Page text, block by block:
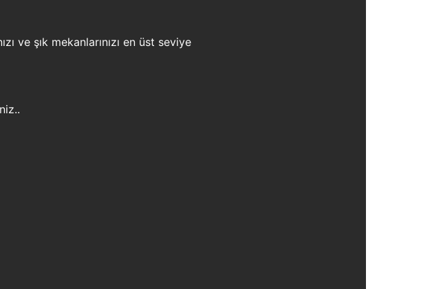
ve şık mekanlarınızı en üst seviye